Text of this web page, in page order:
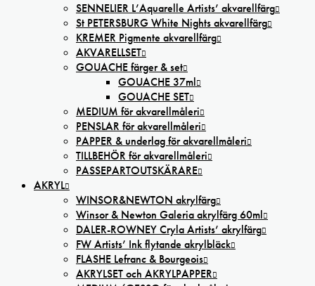
SENNELIER L’Aquarelle Artists’ akvarellfärg
St PETERSBURG White Nights akvarellfärg
KREMER Pigmente akvarellfärg
AKVARELLSET
GOUACHE färger & set
GOUACHE 37ml
GOUACHE SET
MEDIUM för akvarellmåleri
PENSLAR för akvarellmåleri
PAPPER & underlag för akvarellmåleri
TILLBEHÖR för akvarellmåleri
PASSEPARTOUTSKÄRARE
AKRYL
WINSOR&NEWTON akrylfärg
Winsor & Newton Galeria akrylfärg 60ml
DALER-ROWNEY Cryla Artists’ akrylfärg
FW Artists’ Ink flytande akrylbläck
FLASHE Lefranc & Bourgeois
AKRYLSET och AKRYLPAPPER